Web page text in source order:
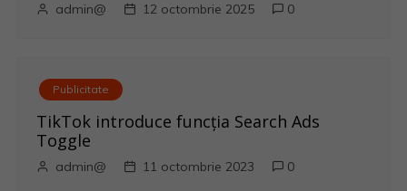
admin@ 12 octombrie 2025 0
Publicitate
TikTok introduce funcția Search Ads
Toggle
admin@ 11 octombrie 2023 0